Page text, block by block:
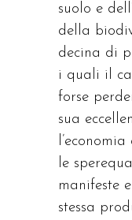
suolo e
della
decina di
i quali il
forse
sua
le
manifeste
stessa